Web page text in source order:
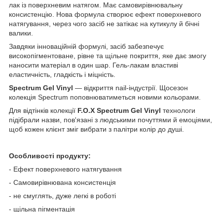
лак із поверхневим натягом. Має самовирівнювальну
консистенцію. Нова формула створює ефект поверхневого
натягування, через чого засіб не затікає на кутикулу й бічні
валики.
Завдяки інноваційній формулі, засіб забезпечує
високопігментоване, рівне та щільне покриття, яке дає змогу
наносити матеріал в один шар. Гель-лакам властиві
еластичність, гладкість і міцність.
Spectrum Gel Vinyl — відкриття nail-індустрії. Щосезон
колекція Spectrum поповнюватиметься новими кольорами.
Для відтінків колекції F.O.X Spectrum Gel Vinyl технологи
підібрали назви, пов'язані з людськими почуттями й емоціями,
щоб кожен клієнт зміг вибрати з палітри колір до душі.
Особливості продукту:
- Ефект поверхневого натягування
- Самовирівнювана консистенція
- не смуглять, дуже легкі в роботі
- щільна пігментація